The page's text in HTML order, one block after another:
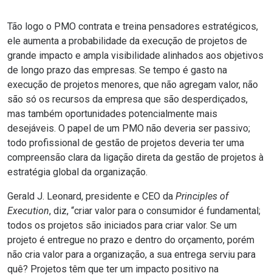
Tão logo o PMO contrata e treina pensadores estratégicos,
ele aumenta a probabilidade da execução de projetos de
grande impacto e ampla visibilidade alinhados aos objetivos
de longo prazo das empresas. Se tempo é gasto na
execução de projetos menores, que não agregam valor, não
são só os recursos da empresa que são desperdiçados,
mas também oportunidades potencialmente mais
desejáveis. O papel de um PMO não deveria ser passivo;
todo profissional de gestão de projetos deveria ter uma
compreensão clara da ligação direta da gestão de projetos à
estratégia global da organização.
Gerald J. Leonard, presidente e CEO da Principles of
Execution, diz, “criar valor para o consumidor é fundamental;
todos os projetos são iniciados para criar valor. Se um
projeto é entregue no prazo e dentro do orçamento, porém
não cria valor para a organização, a sua entrega serviu para
quê? Projetos têm que ter um impacto positivo na